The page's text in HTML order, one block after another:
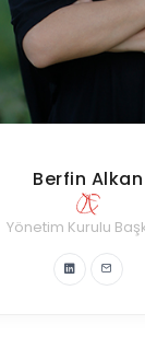
Ecem Özatlan
Kurumsal İlişkiler
Yönetim Kurulu